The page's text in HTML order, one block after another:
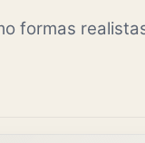
formas